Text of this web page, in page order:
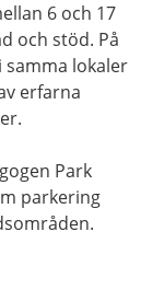
6 och 17
och stöd. På
samma lokaler
erfarna
Park
parkering